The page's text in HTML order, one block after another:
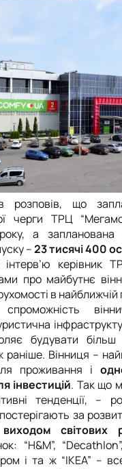
розповів, що
черги ТРЦ
а запланована
–23 тисячі 400
керівник
про майбутнє
в найближчій
будувати більш
раніше. Вінниця –
проживання і
інвестицій. Так що
тенденції, –
за
виходом світових
“H&M”,
і та ж “IKEA” –